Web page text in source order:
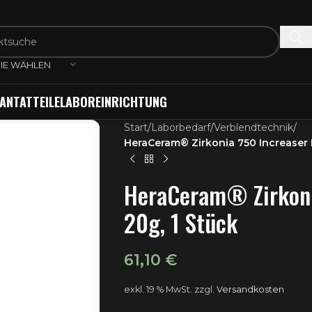
WÄHLEN
LABOREINRICHTUNG
Start/Laborbedarf/Verblendtechnik/
HeraCeram® Zirkonia 750 Increaser
HeraCeram®
20g, 1 Stück
61,10 €
exkl. 19 % MwSt. zzgl. Versandkosten